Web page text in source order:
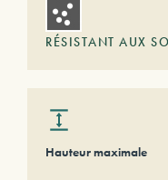
RÉSISTANT AUX
Hauteur maximale